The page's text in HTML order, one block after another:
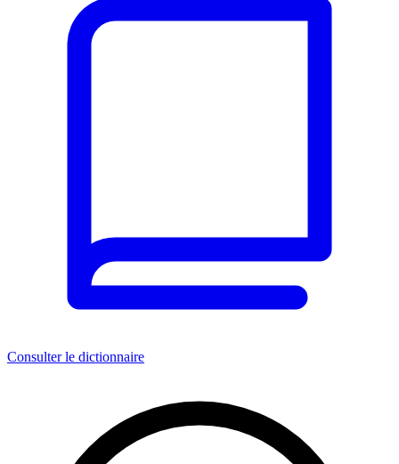
Consulter le dictionnaire